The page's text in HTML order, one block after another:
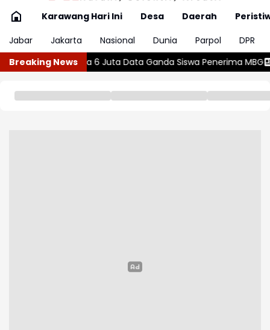
Karawang Hari Ini Desa Daerah
Jabar
Jakarta Nasional Dunia Parpol
DPR
Breaking News
Ganda Siswa Penerima MBG Wajar atau Bahaya? , Kenali 5